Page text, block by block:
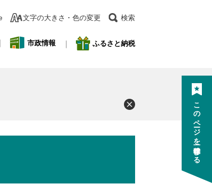
文字の大きさ・色の変更 検索
市政情報 ふるさと納税
このページを一時保存する